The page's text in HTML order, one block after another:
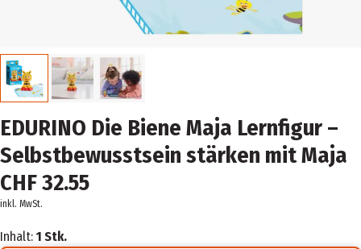
EDURINO Die Biene Maja Lernfigur –
Selbstbewusstsein stärken mit Maja
CHF 32.55
inkl. MwSt.
Inhalt: 1 Stk.